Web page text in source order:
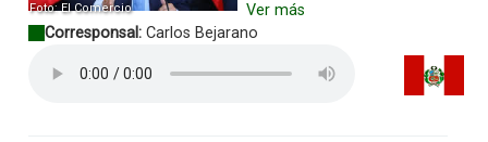
Foto: El Comercio
Ver más
Corresponsal:Carlos Bejarano